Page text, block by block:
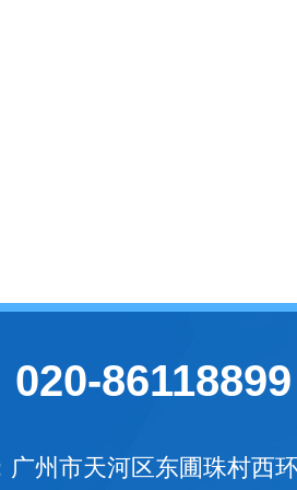
广州市天河区东圃珠村西
020-86118899